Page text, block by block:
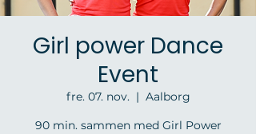
Girl power Dance
Event
fre. 07. nov.
  |
Aalborg
90 min. sammen med Girl Power